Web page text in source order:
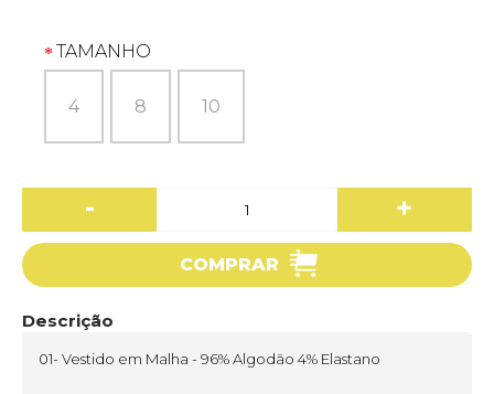
TAMANHO
4 8 10
- +
COMPRAR
Descrição
01- Vestido em Malha - 96% Algodão 4% Elastano